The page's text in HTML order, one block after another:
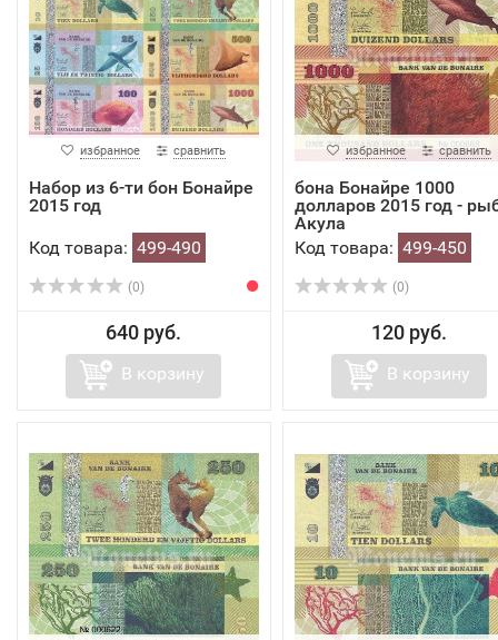
избранное сравнить
Набор из 6-ти бон Бонайре
2015 год
Код товара: 499-490
(0)
640 руб.
В корзину
избранное сравнить
бона Бонайре 1000
долларов 2015 год -
Акула
Код товара: 499-450
(0)
120 руб.
В корзину